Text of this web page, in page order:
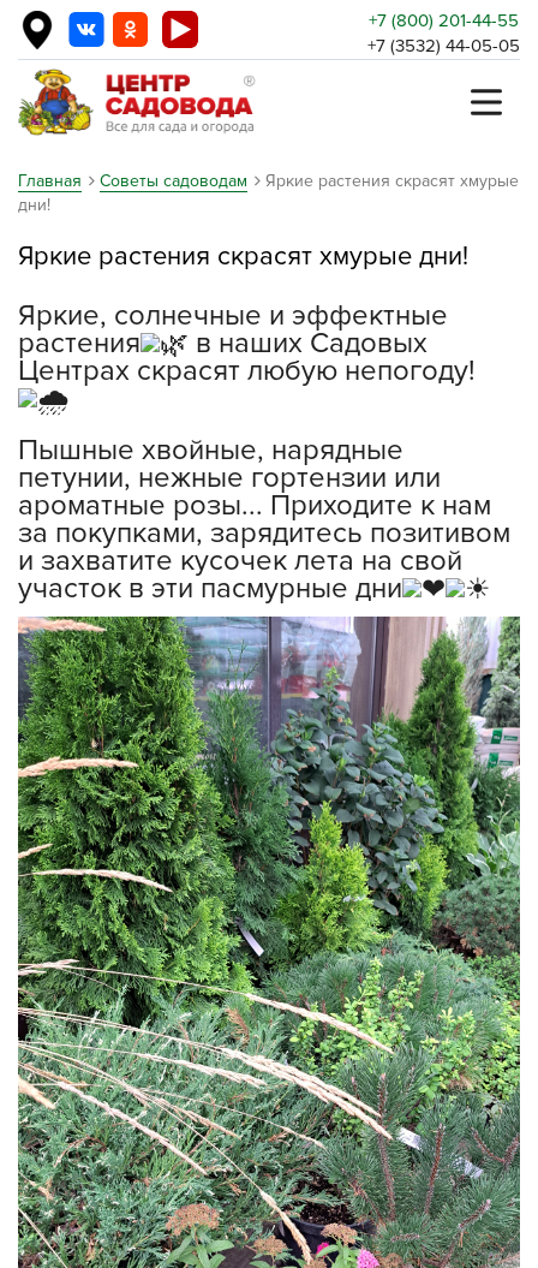
+7 (800) 201-44-55
+7 (3532) 44-05-05
Главная Советы садоводам
Яркие растения скрасят хмурые
дни!
Яркие растения скрасят хмурые дни!
Яркие, солнечные и эффектные
растения в наших Садовых
Центрах скрасят любую непогоду!
Пышные хвойные, нарядные
петунии, нежные гортензии или
ароматные розы... Приходите к нам
за покупками, зарядитесь позитивом
и захватите кусочек лета на свой
участок в эти пасмурные дни